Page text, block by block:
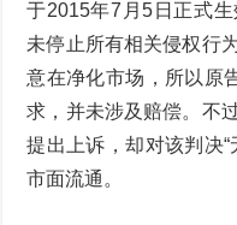
于2015年7月5日正式
未停止所有相关侵权行
意在净化市场，所以原
求，并未涉及赔偿。不
提出上诉，却对该判决
市面流通。